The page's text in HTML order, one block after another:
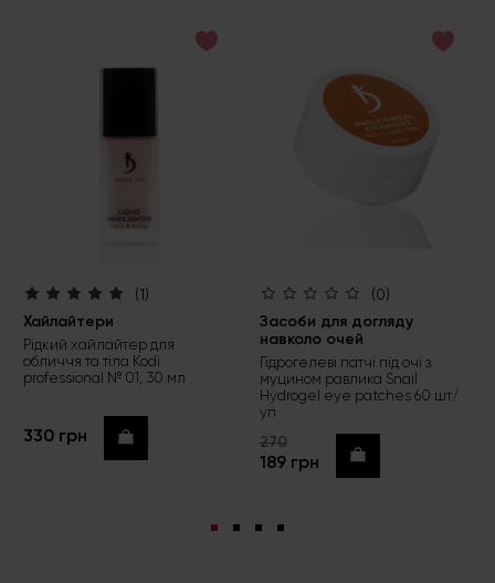
(1)
Хайлайтери
Рідкий хайлайтер для
обличчя та тіла Kodi
professional № 01, 30 мл
330 грн Купити
(0)
Засоби для догляду
навколо очей
Гідрогелеві патчі під очі з
муцином равлика Snail
Hydrogel eye patches 60 шт/
уп
270
189 грн Купити